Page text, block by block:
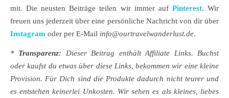
mit. Die neusten Beiträge teilen wir immer auf Pinterest. Wir
freuen uns jederzeit über eine persönliche Nachricht von dir über
Instagram oder per E-Mail info@ourtravelwanderlust.de.
* Transparenz: Dieser Beitrag enthält Affiliate Links. Buchst
oder kaufst du etwas über diese Links, bekommen wir eine kleine
Provision. Für Dich sind die Produkte dadurch nicht teurer und
es entstehen keinerlei Unkosten. Wir sehen es als kleines, liebes